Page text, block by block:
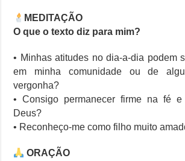
MEDITAÇÃO
O que o texto diz para mim?
• Minhas atitudes no dia-a-dia podem
em minha comunidade ou de
vergonha?
• Consigo permanecer firme na fé
Deus?
• Reconheço-me como filho muito
ORAÇÃO